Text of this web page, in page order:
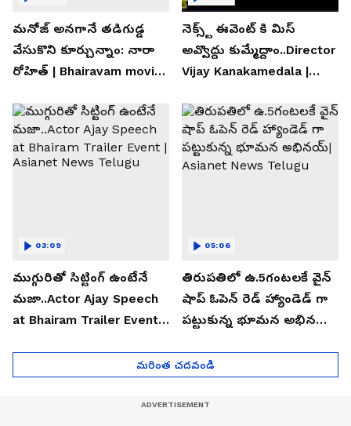
మనోజ్ అనగానే తడిగుడ్డ
వేసుకొని కూర్చున్నాం: నారా
రోహిత్ | Bhairavam movie |
నెక్స్ట్ ఈవెంట్ కి మిస్
అవ్వొద్దు కుమ్మేద్దాం..Director
Vijay Kanakamedala |
ముగ్గురితో సిట్టింగ్ ఉంటేనే
మజా..Actor Ajay Speech
at Bhairam Trailer Event |
03:09
తిరుపతిలో ఉ.5గంటలకే వైన్
షాప్ ఓపెన్ రెడ్ హ్యాండెడ్ గా
పట్టుకున్న భూమన అభినయ్|
05:06
మరింత చదవండి